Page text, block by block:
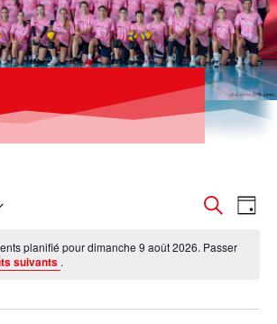
Recherche
de
Jour
planifié pour dimanche 9 août 2026. Passer
suivants .